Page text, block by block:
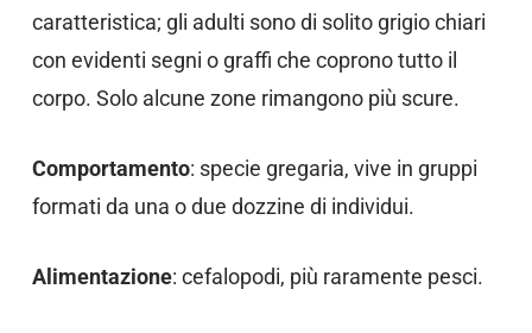
caratteristica; gli adulti sono di solito grigio chiari
con evidenti segni o graffi che coprono tutto il
corpo. Solo alcune zone rimangono più scure.
Comportamento: specie gregaria, vive in gruppi
formati da una o due dozzine di individui.
Alimentazione: cefalopodi, più raramente pesci.